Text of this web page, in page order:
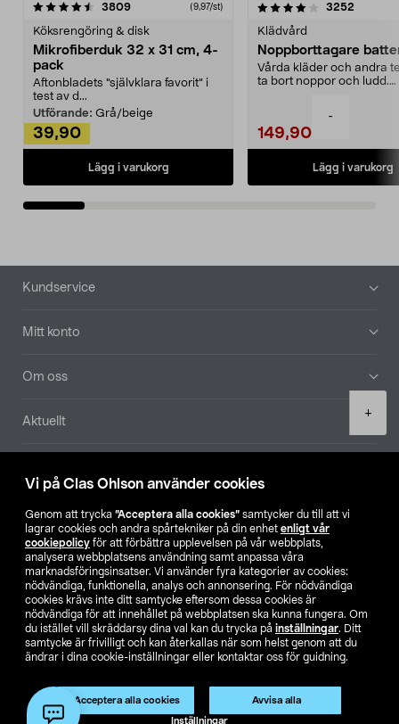
Vi på Clas Ohlson använder cookies
Genom att trycka ”Acceptera alla cookies” samtycker du till att vi
lagrar cookies och andra spårtekniker på din enhet enligt vår
cookiepolicy för att förbättra upplevelsen på vår webbplats,
analysera webbplatsens användning samt anpassa våra
marknadsföringsinsatser. Vi använder fyra kategorier av cookies:
nödvändiga, funktionella, analys och annonsering. För nödvändiga
cookies krävs inte ditt samtycke eftersom dessa cookies är
nödvändiga för att innehållet på webbplatsen ska kunna fungera. Om
du istället vill skräddarsy dina val kan du trycka på inställningar. Ditt
samtycke är frivilligt och kan återkallas när som helst genom att du
ändrar i dina cookie-inställningar eller kontaktar oss för guidning.
Acceptera alla cookies Avvisa alla
Inställningar
-
+
3809recensioner (9,97/st)
Köksrengöring & disk
Mikrofiberduk 32 x 31 cm, 4-
pack
Aftonbladets "självklara favorit” i
test av d...
Utförande: Grå/beige
39,90
Lägg i varukorg
4.0av 5 stjärnor 3252
Klädvård
Noppborttagare
Vårda kläder och andra
ta bort noppor och ludd.
149,90
Lägg i varukorg
4.5av 5 stjärnor
Sidfot
Kundservice
Mitt konto
Om oss
Aktuellt
Hitta butik
SE NO FI
Ändra till priser exklusive moms